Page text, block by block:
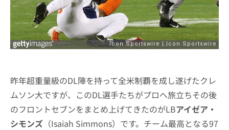
昨年超重量級のDL陣を持って全米制覇を成し遂げたクレ
ムソン大ですが、このDL選手たちがプロへ旅立ちその後
のフロントセブンをまとめ上げてきたのがLBアイゼア・
シモンズ （Isaiah Simmons）です。チーム最高となる97